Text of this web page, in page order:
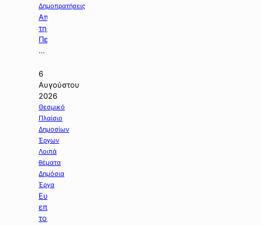
Δημοπρατήσεις
Απόφαση
της
Περιφέρειας
Κεντρικής
με
την
οποία
ματαιώνεται
δημοπρασία
έργου.
6
Αυγούστου
2026
Θεσμικό
Πλαίσιο
Δημοσίων
Έργων
Λοιπά
θέματα
Δημόσια
Έργα
Ευχαριστήριος
επιστολή
του